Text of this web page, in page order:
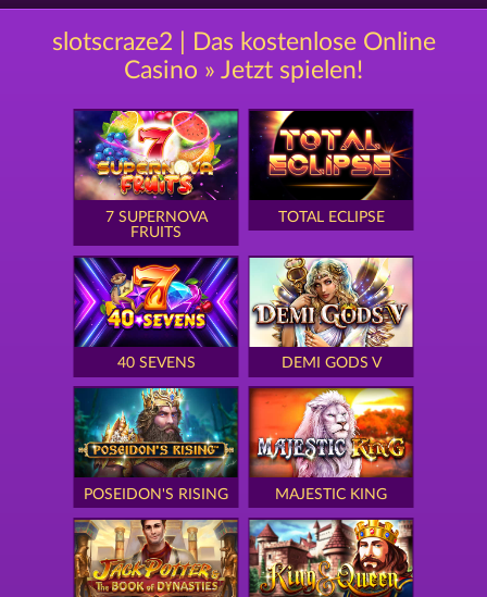
slotscraze2 | Das kostenlose Online
Casino » Jetzt spielen!
7 SUPERNOVA
FRUITS
TOTAL ECLIPSE
40 SEVENS DEMI GODS V
POSEIDON'S RISING MAJESTIC KING